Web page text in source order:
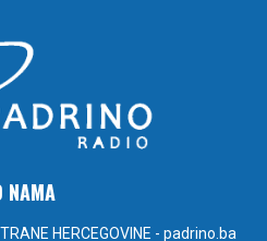
NAMA
HERCEGOVINE - padrino.ba